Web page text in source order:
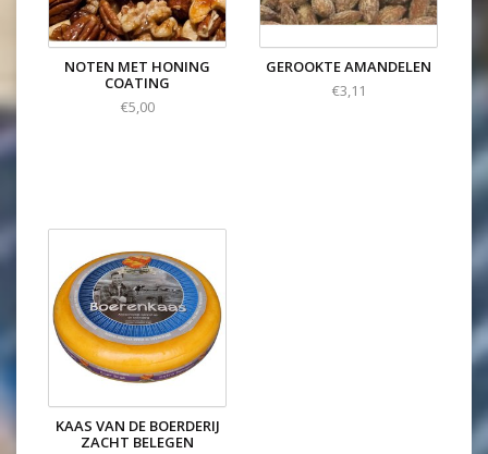
NOTEN MET HONING
COATING
€5,00
GEROOKTE AMANDELEN
€3,11
KAAS VAN DE BOERDERIJ
ZACHT BELEGEN